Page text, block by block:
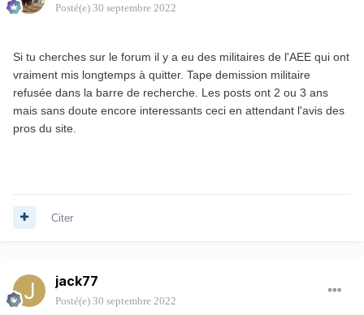
Posté(e) 30 septembre 2022
Si tu cherches sur le forum il y a eu des militaires de l'AEE qui ont
vraiment mis longtemps à quitter. Tape demission militaire
refusée dans la barre de recherche. Les posts ont 2 ou 3 ans
mais sans doute encore interessants ceci en attendant l'avis des
pros du site.
Citer
jack77
Posté(e) 30 septembre 2022